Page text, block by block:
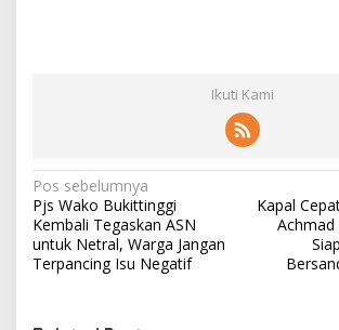
Ikuti Kami
N
a
v
Pos sebelumnya
Pjs Wako Bukittinggi
Kembali Tegaskan ASN
untuk Netral, Warga Jangan
Terpancing Isu Negatif
Kapal
Achmad